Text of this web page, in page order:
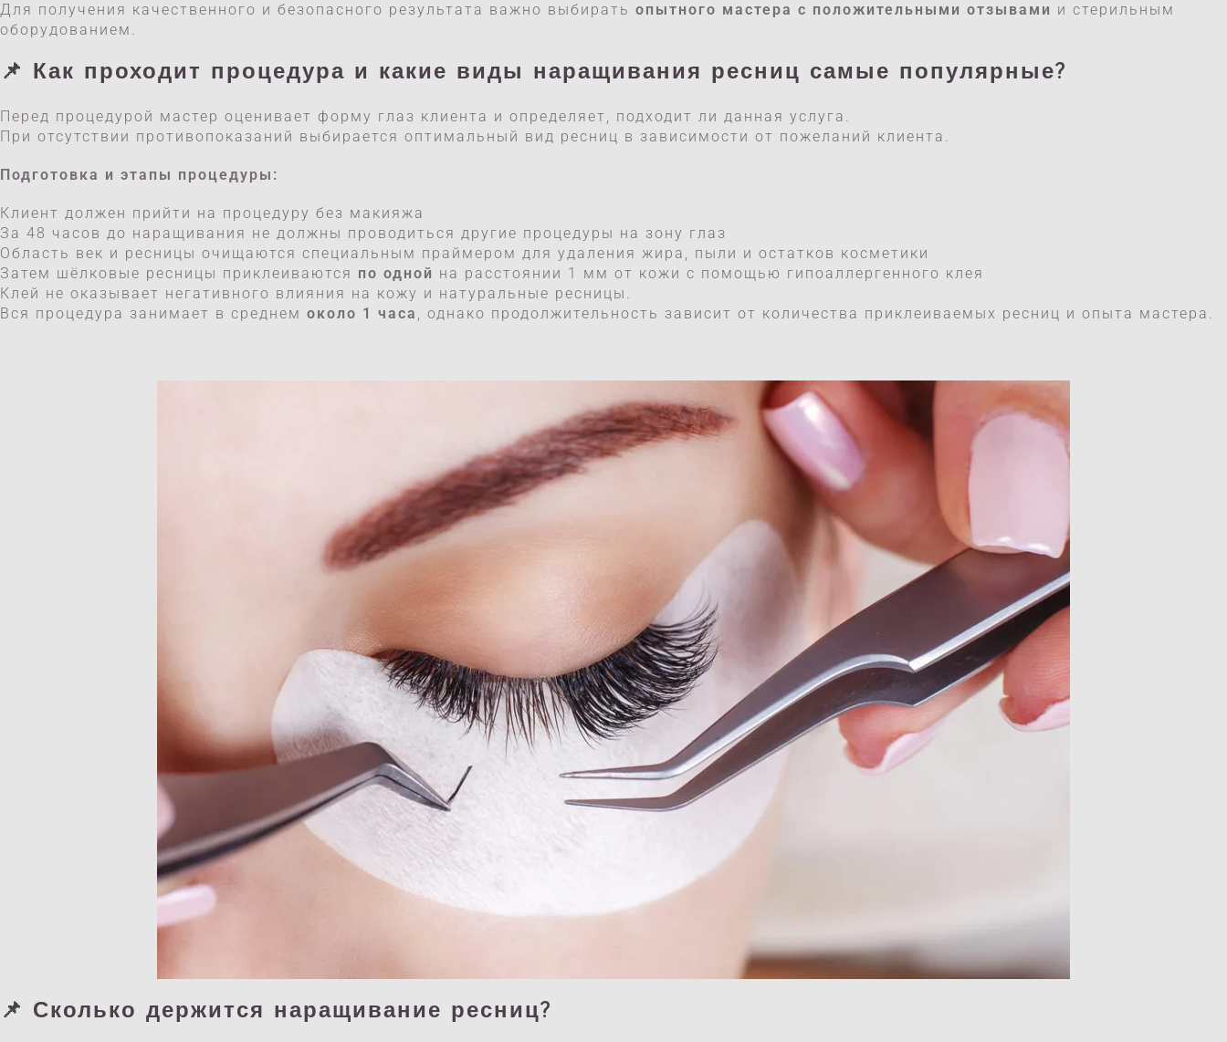
Для получения качественного и безопасного результата важно выбирать опытного мастера с положительными отзывами и стерильным
оборудованием.
📌 Как проходит процедура и какие виды наращивания ресниц самые популярные?
Перед процедурой мастер оценивает форму глаз клиента и определяет, подходит ли данная услуга.
При отсутствии противопоказаний выбирается оптимальный вид ресниц в зависимости от пожеланий клиента.
Подготовка и этапы процедуры:
Клиент должен прийти на процедуру без макияжа
За 48 часов до наращивания не должны проводиться другие процедуры на зону глаз
Область век и ресницы очищаются специальным праймером для удаления жира, пыли и остатков косметики
Затем шёлковые ресницы приклеиваются по одной на расстоянии 1 мм от кожи с помощью гипоаллергенного клея
Клей не оказывает негативного влияния на кожу и натуральные ресницы.
Вся процедура занимает в среднем около 1 часа , однако продолжительность зависит от количества приклеиваемых ресниц и опыта мастера.
📌 Сколько держится наращивание ресниц?